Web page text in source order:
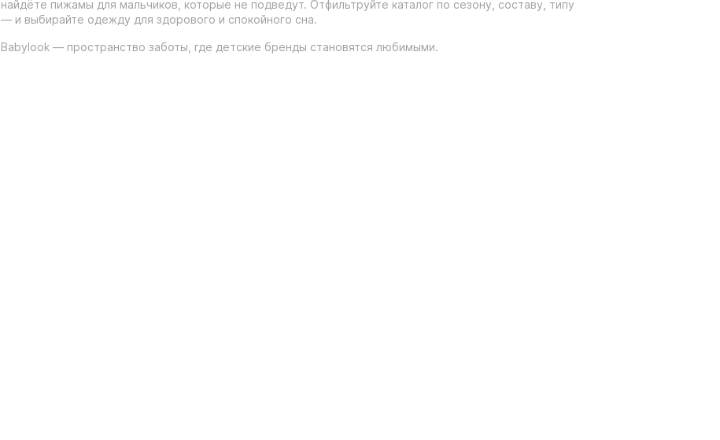
найдёте пижамы для мальчиков, которые не подведут. Отфильтруйте каталог по сезону, составу, типу
— и выбирайте одежду для здорового и спокойного сна.
Babylook — пространство заботы, где детские бренды становятся любимыми.